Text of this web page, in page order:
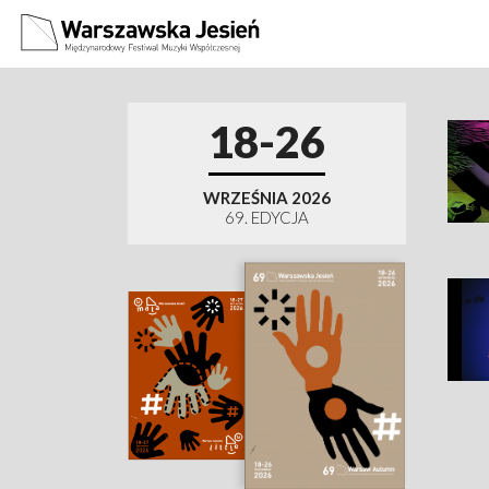
Muzyczne Pluszaki
18-26
WRZEŚNIA 2026
69. EDYCJA